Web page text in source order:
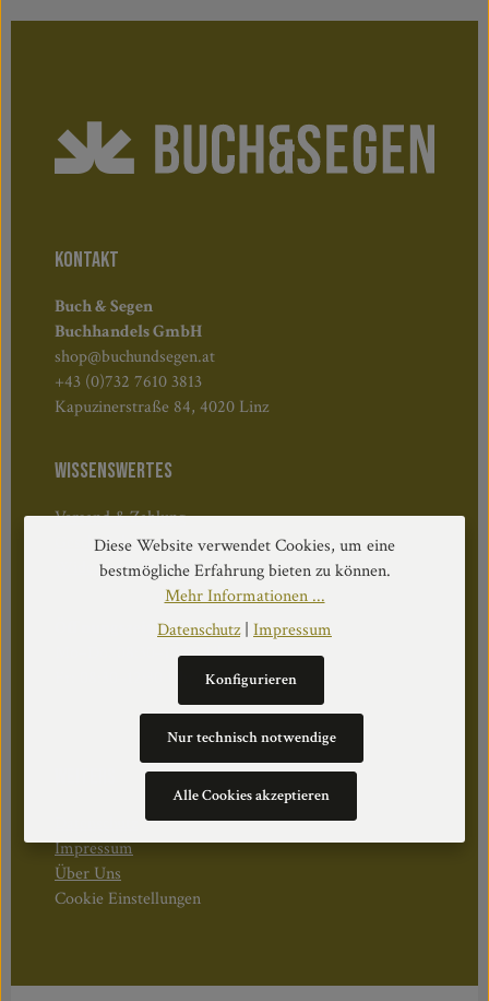
KONTAKT
Buch & Segen
Buchhandels GmbH
shop@buchundsegen.at
+43 (0)732 7610 3813
Kapuzinerstraße 84, 4020 Linz
WISSENSWERTES
Versand & Zahlung
Geschäftsbedingungen
Widerruf & Rücktritt
Öffnungszeiten:
Mo–Do: 08:30–17:00 Uhr
Impressum
Über Uns
Cookie Einstellungen
Diese Website verwendet Cookies, um eine
bestmögliche Erfahrung bieten zu können.
Mehr Informationen ...
Datenschutz| Impressum
Nur technisch notwendige
Konfigurieren
Alle Cookies akzeptieren